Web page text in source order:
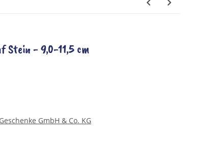
Stein - 9,0-11,5 cm
GmbH & Co. KG